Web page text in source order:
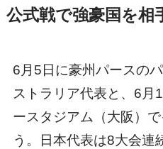
公式戦で強豪国を相
6月5日に豪州パースの
ストラリア代表と、6月
ースタジアム（大阪）
う。日本代表は8大会連